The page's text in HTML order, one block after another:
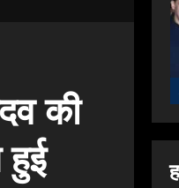
की
हुई